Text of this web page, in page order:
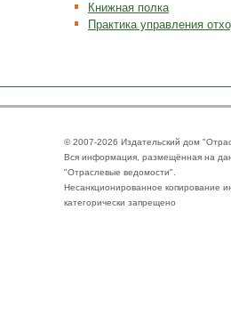
Книжная полка
Практика управления
© 2007-2026 Издательский дом
Вся информация, размещённая на
"Отраслевые ведомости".
Несанкционированное копирование
категорически запрещено